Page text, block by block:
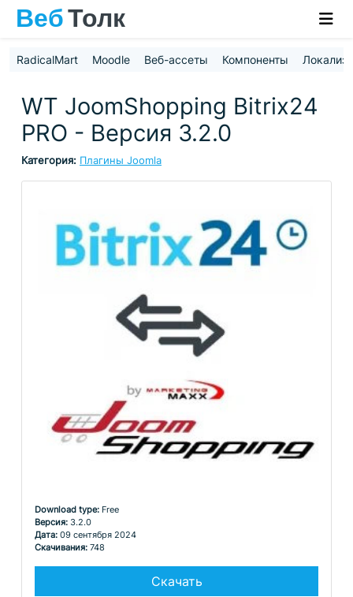
RadicalMart Moodle Веб-ассеты Компоненты
WT JoomShopping Bitrix24
PRO - Версия 3.2.0
Категория: Плагины Joomla
Download type: Free
Версия: 3.2.0
Дата: 09 сентября 2024
Скачивания: 748
Скачать